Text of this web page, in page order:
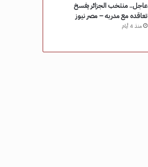
عاجل.. منتخب الجزائر يفسخ
تعاقده مع مدربه – مصر نيوز
منذ 4 أيام